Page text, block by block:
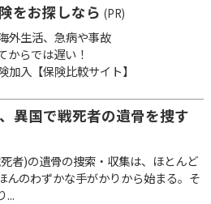
をお探しなら (PR)
外生活、急病や事故
からでは遅い！
加入【保険比較サイト】
異国で戦死者の遺骨を捜す
者)の遺骨の捜索・収集は、ほとんど
んのわずかな手がかりから始まる。そ
...